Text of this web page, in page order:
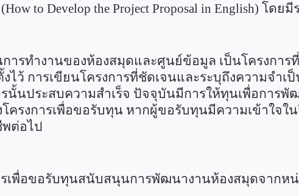
How to Develop the Project Proposal in English) โดยมี
รทำงานของห้องสมุดและศูนย์ข้อมูล เป็นโครงการ
ไว้ การเขียนโครงการที่ชัดเจนและระบุถึงความจำเ
นั้นประสบความสำเร็จ ปัจจุบันมีการให้ทุนเพื่อการพั
ครงการเพื่อขอรับทุน หากผู้ขอรับทุนมีความเข้าใจใน
ต่อไป
รเพื่อขอรับทุนสนับสนุนการพัฒนางานห้องสมุดจากห